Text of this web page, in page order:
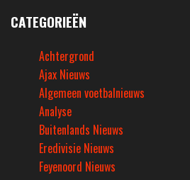
CATEGORIEËN
Achtergrond
Ajax Nieuws
Algemeen voetbalnieuws
Analyse
Buitenlands Nieuws
Eredivisie Nieuws
Feyenoord Nieuws